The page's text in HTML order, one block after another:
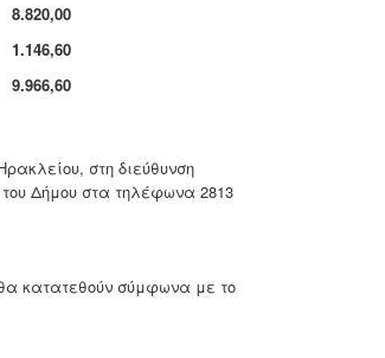
8.820,00
1.146,60
9.966,60
στη διεύθυνση
Δήμου στα τηλέφωνα 2813
κατατεθούν σύμφωνα με το